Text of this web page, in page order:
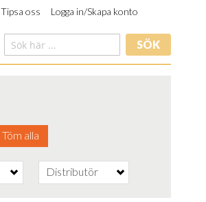
Tipsa oss Logga in/Skapa konto
SÖK
Töm alla
Distributör